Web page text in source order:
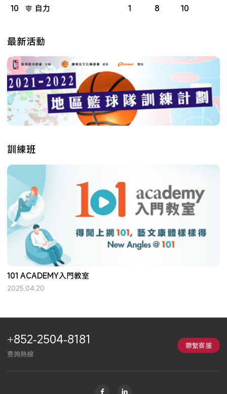
10
自力 1 8 10
最新活動
訓練班
101 ACADEMY入門教室
2025.04.20
+852-2504-8181
查詢熱線
聯繫客服